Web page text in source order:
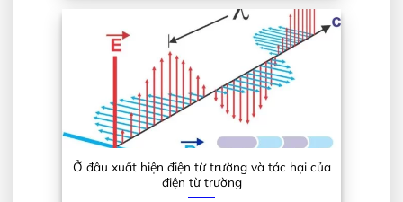
Ở đâu xuất hiện điện từ trường và tác hại của
điện từ trường